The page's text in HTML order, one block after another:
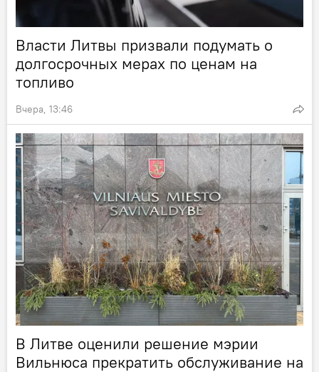
Власти Литвы призвали подумать о
долгосрочных мерах по ценам на
топливо
Вчера, 13:46
В Литве оценили решение мэрии
Вильнюса прекратить обслуживание на